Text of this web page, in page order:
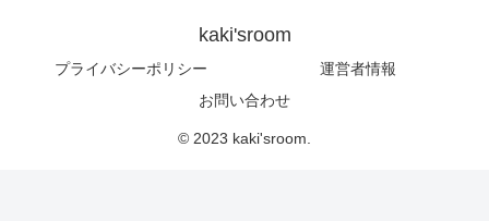
kaki'sroom
プライバシーポリシー
運営者情報
お問い合わせ
© 2023 kaki'sroom.